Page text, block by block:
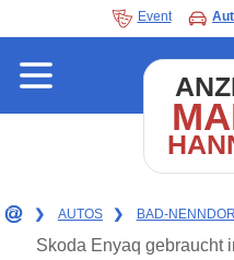
Event
❯ AUTOS ❯ BAD-
Skoda Enyaq gebraucht